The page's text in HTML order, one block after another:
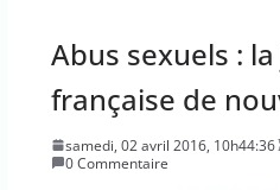
Abus sexuels :
française de
samedi, 02 avril 2016, 10h44:36
0 Commentaire